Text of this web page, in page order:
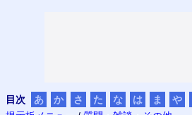
目次 あ か さ た な は ま や